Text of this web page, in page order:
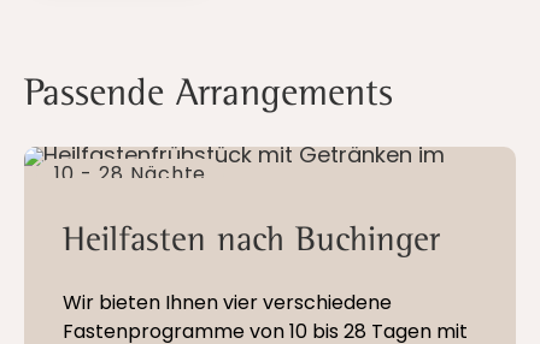
Passende Arrangements
10 - 28 Nächte
Heilfasten nach Buchinger
Wir bieten Ihnen vier verschiedene
Fastenprogramme von 10 bis 28 Tagen mit